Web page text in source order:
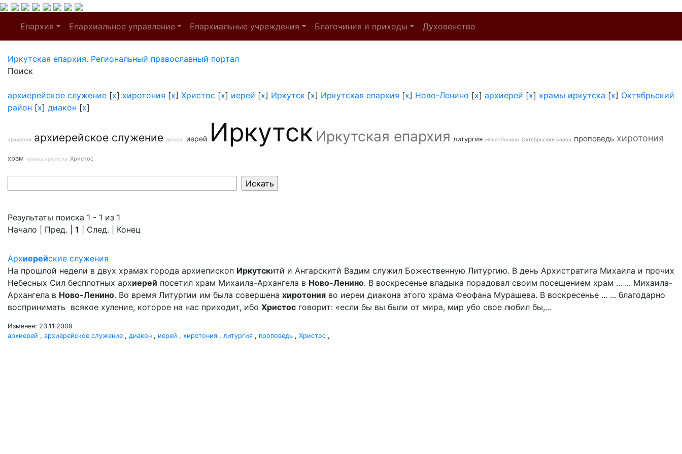
Епархия Епархиальное управление Епархиальные учреждения Благочиния и приходы Духовенство
Иркутская епархия. Региональный православный портал
Поиск
архиерейское служение [x] хиротония [x] Христос [x] иерей [x] Иркутск [x] Иркутская епархия [x] Ново-Ленино [x] архиерей [x] храмы иркутска [x] Октябрьский
район [x] диакон [x]
архиерей архиерейское служение диакон иерей Иркутск Иркутская епархия литургия Ново-Ленино Октябрьский район проповедь хиротония
храм храмы иркутска Христос
Результаты поиска 1 - 1 из 1
Начало | Пред. | 1 | След. | Конец
Архиерейские служения
На прошлой недели в двух храмах города архиепископ Иркутскитй и Ангарскитй Вадим служил Божественную Литургию. В день Архистратига Михаила и прочих
Небесных Сил бесплотных архиерей посетил храм Михаила-Архангела в Ново-Ленино. В воскресенье владыка порадовал своим посещением храм ... ... Михаила-
Архангела в Ново-Ленино. Во время Литургии им была совершена хиротония во иереи диакона этого храма Феофана Мурашева. В воскресенье ... ... благодарно
воспринимать всякое хуление, которое на нас приходит, ибо Христос говорит: «если бы вы были от мира, мир убо свое любил бы,...
Изменен: 23.11.2009
архиерей , архиерейское служение , диакон , иерей , хиротония , литургия , проповедь , Христос ,